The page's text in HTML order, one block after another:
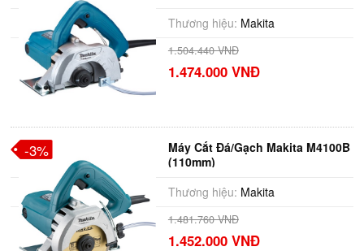
Thương hiệu: Makita
1.504.440 VNĐ
1.474.000 VNĐ
Máy Cắt Đá/Gạch Makita M4100B
(110mm)
Thương hiệu: Makita
1.481.760 VNĐ
1.452.000 VNĐ
-3%